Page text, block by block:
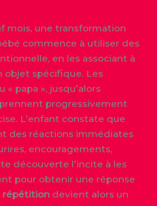
mois, une transformation
commence à utiliser des
en les associant à
objet spécifique. Les
« papa », jusqu’alors
progressivement
L’enfant constate que
des réactions immédiates
encouragements,
découverte l’incite à les
pour obtenir une réponse
répétitiondevient alors un